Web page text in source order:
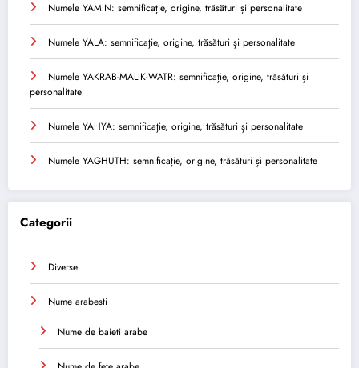
Numele YAMIN: semnificație, origine, trăsături și personalitate
Numele YALA: semnificație, origine, trăsături și personalitate
Numele YAKRAB-MALIK-WATR: semnificație, origine, trăsături și
personalitate
Numele YAHYA: semnificație, origine, trăsături și personalitate
Numele YAGHUTH: semnificație, origine, trăsături și personalitate
Categorii
Diverse
Nume arabesti
Nume de baieti arabe